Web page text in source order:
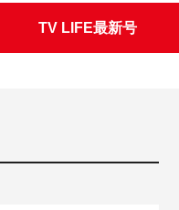
TV LIFE最新号